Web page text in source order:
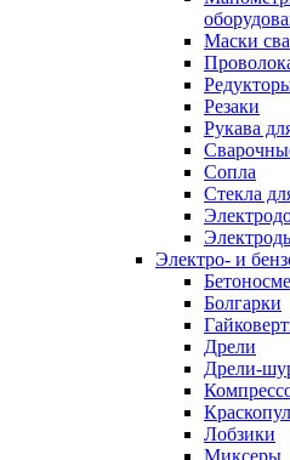
Маски
Резаки
Рукава
Сопла
Стекла
Электро- и
Болгарки
Дрели
Дрели-
Лобзики
Миксеры